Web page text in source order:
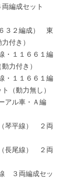
編成セット
３２編成） 東
付き）
・１１６６１編
力付き）
・１１６６１編
（動力無し）
アル車・Ａ編
琴平線） ２両
長尾線） ２両
３両編成セッ